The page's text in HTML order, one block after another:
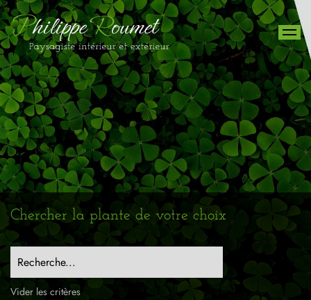
Chercher la plante de votre choix
Recherche...
Vider les critères